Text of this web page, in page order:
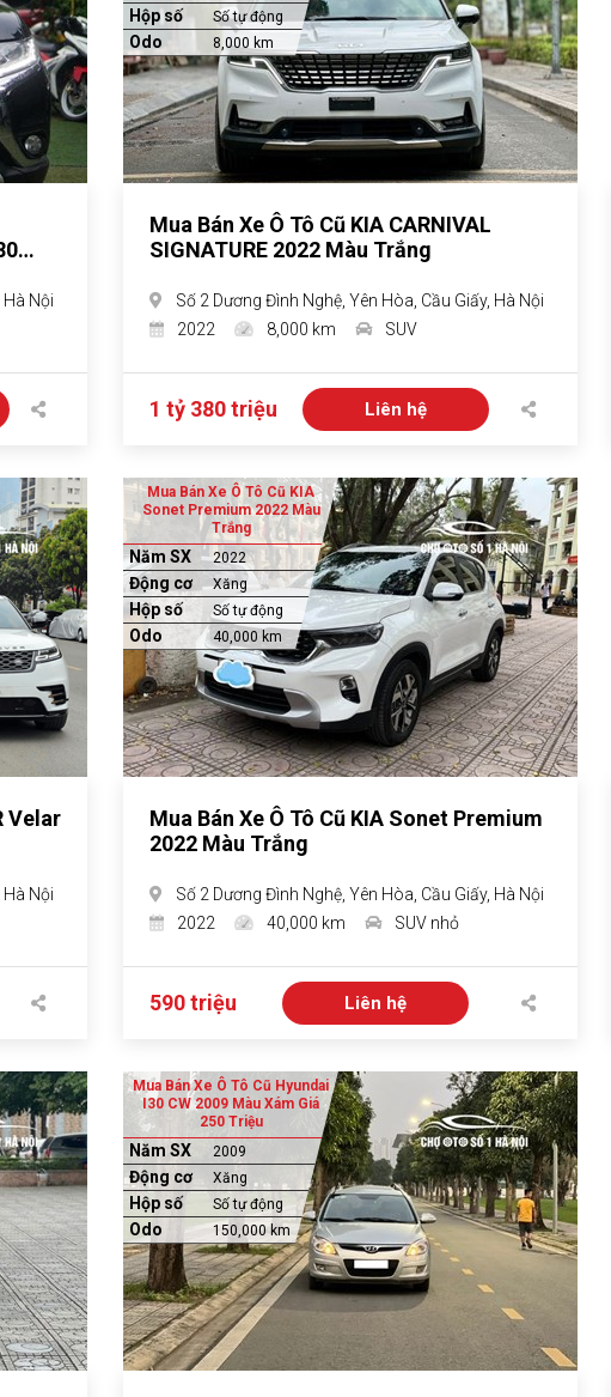
Nội
Hộp số Số tự động
Odo 8,000 km
Mua Bán Xe Ô Tô Cũ KIA CARNIVAL
SIGNATURE 2022 Màu Trắng
Số 2 Dương Đình Nghệ, Yên Hòa, Cầu Giấy, Hà Nội
2022
8,000 km SUV
1 tỷ 380 triệu Liên hệ
Velar
Nội
Mua Bán Xe Ô Tô Cũ KIA
Sonet Premium 2022 Màu
Trắng
Năm SX 2022
Động cơ Xăng
Hộp số Số tự động
Odo 40,000 km
Mua Bán Xe Ô Tô Cũ KIA Sonet Premium
2022 Màu Trắng
Số 2 Dương Đình Nghệ, Yên Hòa, Cầu Giấy, Hà Nội
2022
40,000 km SUV nhỏ
590 triệu Liên hệ
Mua Bán Xe Ô Tô Cũ Hyundai
I30 CW 2009 Màu Xám Giá
250 Triệu
Năm SX 2009
Động cơ Xăng
Hộp số Số tự động
Odo 150,000 km